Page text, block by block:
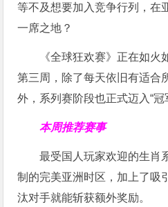
等不及想要加入竞争行列，在
一席之地？
《全球狂欢赛》正在如火
第三周，除了每天依旧有适合
外，系列赛阶段也正式迈入“冠
本周推荐赛事
最受国人玩家欢迎的生肖
制的完美亚洲时区，加上了吸
汰对手就能斩获额外奖励。